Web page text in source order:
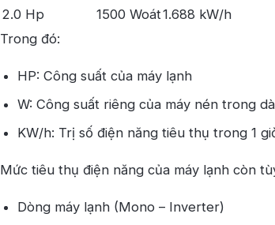
2.0 Hp
1500 Woát1.688 kW/h
Trong đó:
HP: Công suất của máy lạnh
W: Công suất riêng của máy nén trong
KW/h: Trị số điện năng tiêu thụ trong 1
Mức tiêu thụ điện năng của máy lạnh còn
Dòng máy lạnh (Mono – Inverter)